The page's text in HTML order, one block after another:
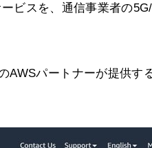
ビスを、通信事業者の
AWSパートナーが提供す